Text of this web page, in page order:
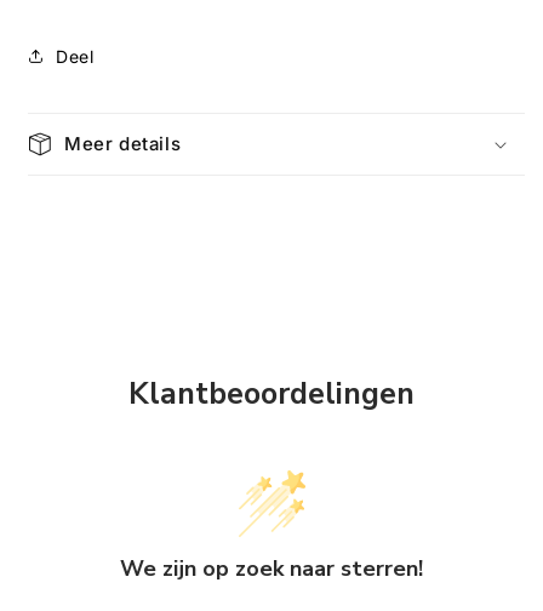
Deel
Meer details
Klantbeoordelingen
We zijn op zoek naar sterren!